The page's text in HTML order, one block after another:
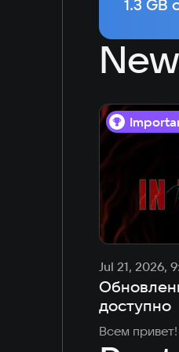
1.3 GB
Jul 21, 2026,
доступно
Всем